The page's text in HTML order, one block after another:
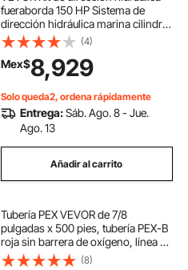
fueraborda 150 HP Sistema de
dirección hidráulica marina cilindro
de bloqueo bidireccional manguera
de 26 pies para barcos de un solo
motor de una sola estación
(4)
Mex$8,929
Solo queda2, ordena rápidamente
Entrega:Sáb. Ago. 8 - Jue.
Ago. 13
Añadir al carrito
Tubería PEX VEVOR de 7/8
pulgadas x 500 pies, tubería PEX-B
roja sin barrera de oxígeno, línea de
agua PEX flexible para manguera de
(8)